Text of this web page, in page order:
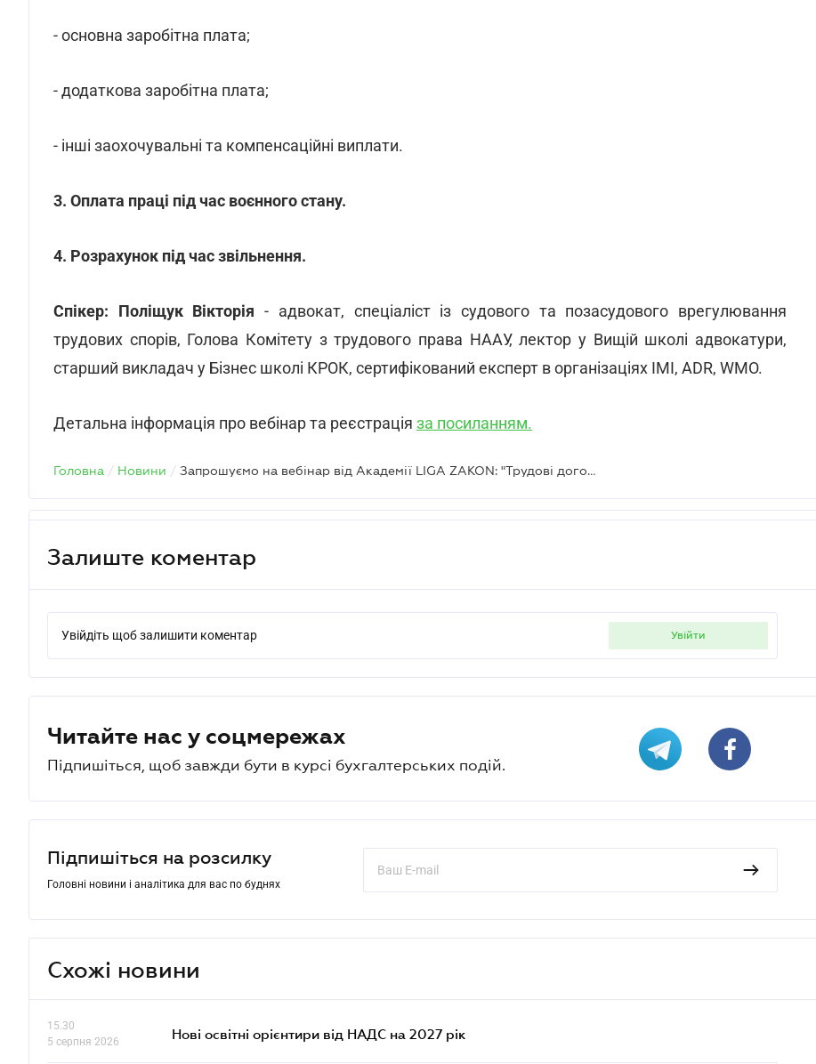
- основна заробітна плата;
- додаткова заробітна плата;
- інші заохочувальні та компенсаційні виплати.
3. Оплата праці під час воєнного стану.
4. Розрахунок під час звільнення.
Спікер: Поліщук Вікторія - адвокат, спеціаліст із судового та позасудового врегулювання
трудових спорів, Голова Комітету з трудового права НААУ, лектор у Вищій школі адвокатури,
старший викладач у Бізнес школі КРОК, сертифікований експерт в організаціях IMI, ADR, WMO.
Детальна інформація про вебінар та реєстрація за посиланням.
Головна / Новини / Запрошуємо на вебінар від Академії LIGA ZAKON: "Трудові договори та оплата праці"
Залиште коментар
Увійдіть щоб залишити коментар увійти
Читайте нас у соцмережах
Підпишіться, щоб завжди бути в курсі бухгалтерських подій.
Підпишіться на розсилку
Головні новини і аналітика для вас по буднях
Схожі новини
15.30
5 серпня 2026
Нові освітні орієнтири від НАДС на 2027 рік